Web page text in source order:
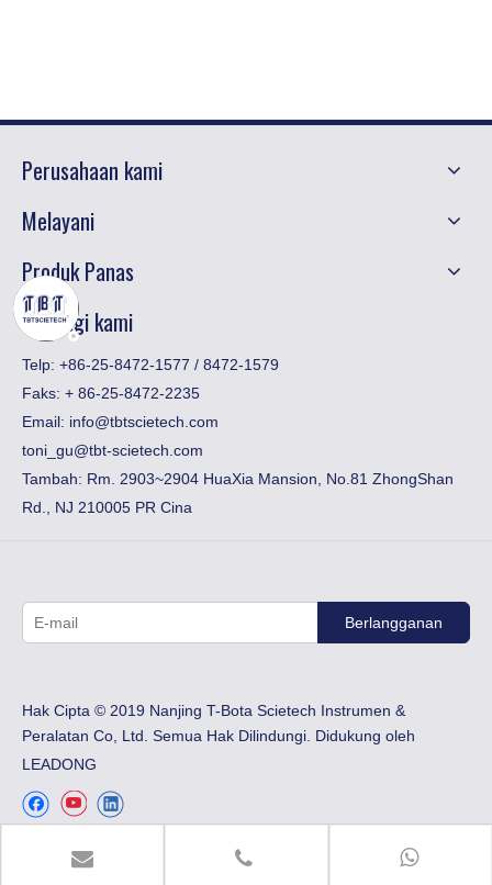
Perusahaan kami
Melayani
Produk Panas
Hubungi kami
Telp: +86-25-8472-1577 / 8472-1579
Faks: ​+ 86-25-8472-2235
Email: info@tbtscietech.com
toni_gu@tbt-scietech.com
Tambah: Rm. 2903~2904 HuaXia Mansion, No.81 ZhongShan
Rd., NJ 210005 PR Cina
Berlangganan
Hak Cipta © 2019 Nanjing T-Bota Scietech Instrumen &
Peralatan Co, Ltd. Semua Hak Dilindungi. Didukung oleh
LEADONG